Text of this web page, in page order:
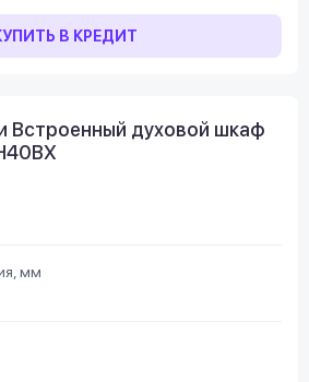
В КРЕДИТ
Встроенный духовой шкаф
мм